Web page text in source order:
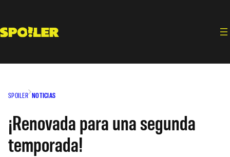
contenido
SPOILER NOTICIAS
¡Renovada para una segunda
temporada!